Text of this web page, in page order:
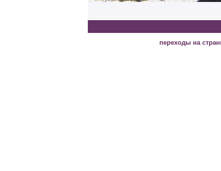
переходы на